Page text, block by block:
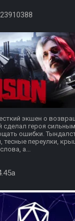
экшен о
сделал героя
ошибки.
тесные переулки,
а...